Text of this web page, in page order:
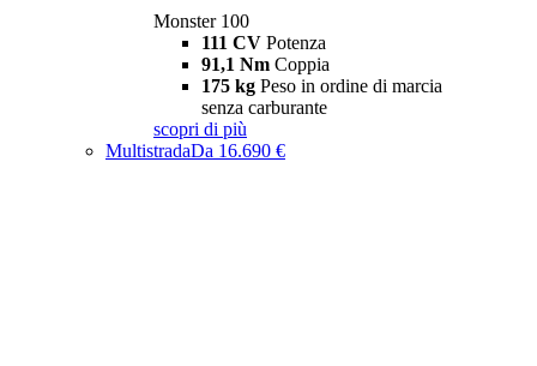
Monster 100
111 CV Potenza
91,1 Nm Coppia
175 kg Peso in ordine di marcia
senza carburante
scopri di più
MultistradaDa 16.690 €